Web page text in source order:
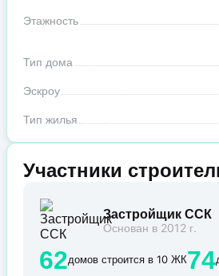
Этажность
Тип дома
Эскроу
Тип жилья
Участники
Застройщик ССК
Основан в 2012 г.
62домов строится в 10 ЖК74